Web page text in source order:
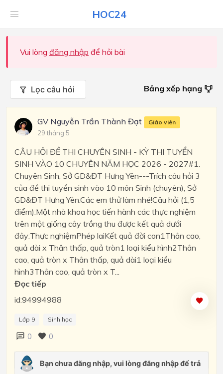
HOC24
Vui lòng đăng nhập để hỏi bài
Lọc câu hỏi Bảng xếp hạng
GV Nguyễn Trần Thành Đạt Giáo viên
29 tháng 5
CÂU HỎI ĐỀ THI CHUYÊN SINH - KỲ THI TUYỂN
SINH VÀO 10 CHUYÊN NĂM HỌC 2026 - 2027#1.
Chuyên Sinh, Sở GD&ĐT Hưng Yên---Trích câu hỏi 3
của đề thi tuyển sinh vào 10 môn Sinh (chuyên), Sở
GD&ĐT Hưng Yên.Các em thử làm nhé!Câu hỏi (1,5
điểm):Một nhà khoa học tiến hành các thực nghiệm
trên một giống cây trồng thu được kết quả dưới
đây:Thực nghiệmPhép laiKết quả đời con1Thân cao,
quả dài x Thân thấp, quả tròn1 loại kiểu hình2Thân
cao, quả tròn x Thân thấp, quả dài1 loại kiểu
hình3Thân cao, quả tròn x T...
Đọc tiếp
id:94994988
Lớp 9 Sinh học
0 0